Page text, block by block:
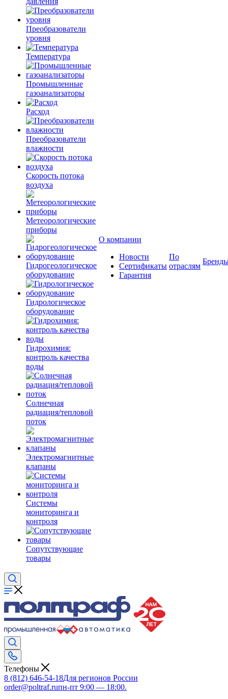
Преобразователи
уровня
Температура
Промышленные
газоанализаторы
Расход
Преобразователи
влажности
Скорость потока
воздуха
Метеорологические
приборы
Гидрогеологическое
оборудование
Гидрологическое
оборудование
Гидрохимия:
контроль качества
воды
Солнечная
радиация/тепловой
поток
Электромагнитные
клапаны
Системы
мониторинга и
контроля
Сопутствующие
товары
О компании
Новости
Сертификаты
Гарантия
По
отраслям
Телефоны
8 (812) 646-54-18Для регионов России
order@poltraf.ruпн-пт 9:00 — 18:00.